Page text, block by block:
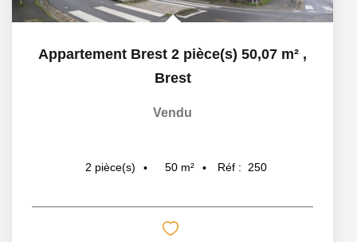
Appartement Brest 2 pièce(s) 50,07 m² ,
Brest
Vendu
2 pièce(s) 50 m² Réf : 250